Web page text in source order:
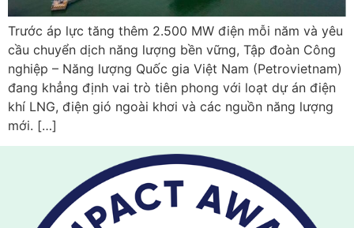
Trước áp lực tăng thêm 2.500 MW điện mỗi năm và yêu
cầu chuyển dịch năng lượng bền vững, Tập đoàn Công
nghiệp – Năng lượng Quốc gia Việt Nam (Petrovietnam)
đang khẳng định vai trò tiên phong với loạt dự án điện
khí LNG, điện gió ngoài khơi và các nguồn năng lượng
mới. […]